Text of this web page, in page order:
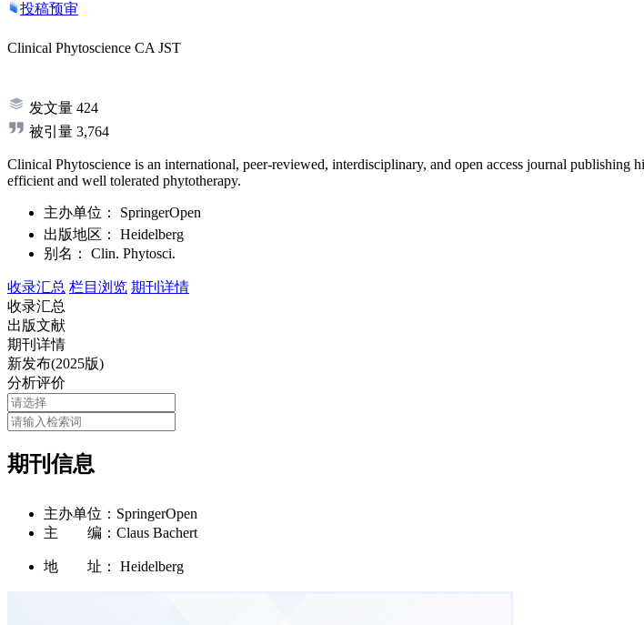
投稿预审
Clinical Phytoscience CA JST
发文量 424
被引量 3,764
Clinical Phytoscience is an international, peer-reviewed, interdisciplinary, and open access journal
efficient and well tolerated phytotherapy.
主办单位：
SpringerOpen
出版地区：
Heidelberg
别名：
Clin. Phytosci.
收录汇总 栏目浏览 期刊详情
收录汇总
出版文献
期刊详情
新发布(2025版)
分析评价
期刊信息
主办单位： SpringerOpen
主 编： Claus Bachert
地 址： Heidelberg